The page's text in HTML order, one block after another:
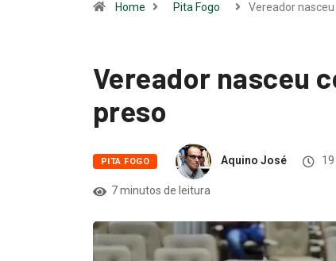
Home Pita Fogo Vereador nasceu
Vereador nasceu
preso
PITA FOGO Aquino José
7 minutos de leitura